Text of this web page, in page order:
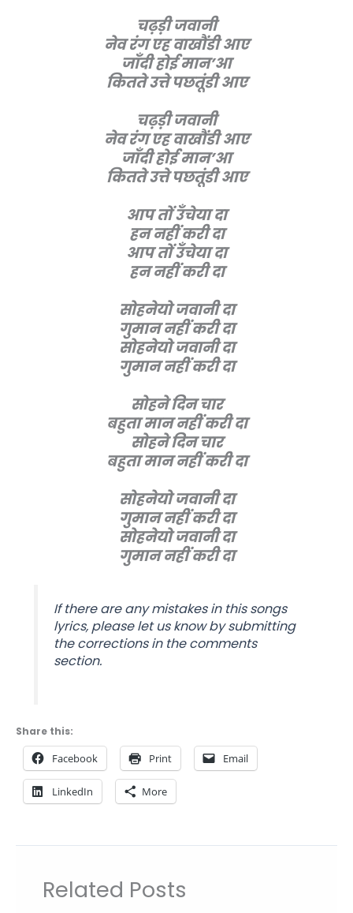
चढ़ड़ी जवानी
नेव रंग एह वाखौंडी आए
जाँदी होई मान’आ
कितते उत्ते पछतूंडी आए
चढ़ड़ी जवानी
नेव रंग एह वाखौंडी आए
जाँदी होई मान’आ
कितते उत्ते पछतूंडी आए
आप तों उँचेया दा
हन नहीं करी दा
आप तों उँचेया दा
हन नहीं करी दा
सोहनेयो जवानी दा
गुमान नहीं करी दा
सोहनेयो जवानी दा
गुमान नहीं करी दा
सोहने दिन चार
बहुता मान नहीं करी दा
सोहने दिन चार
बहुता मान नहीं करी दा
सोहनेयो जवानी दा
गुमान नहीं करी दा
सोहनेयो जवानी दा
गुमान नहीं करी दा
If there are any mistakes in this songs
lyrics, please let us know by submitting
the corrections in the comments
section.
Share this:
Facebook Print Email
LinkedIn More
Related Posts